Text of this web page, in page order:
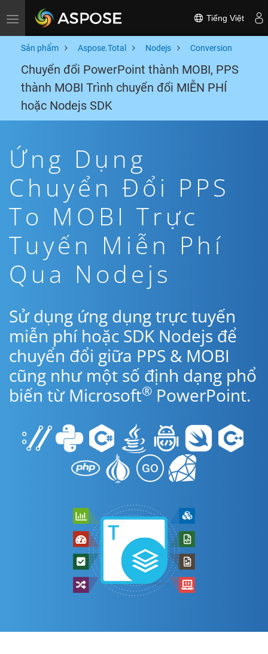
Toggle navigation Tiếng Việt
Sản phẩm Aspose.Total Nodejs Conversion
Chuyển đổi PowerPoint thành MOBI, PPS
thành MOBI Trình chuyển đổi MIỄN PHÍ
hoặc Nodejs SDK
Ứng Dụng
Chuyển Đổi PPS
To MOBI Trực
Tuyến Miễn Phí
Qua Nodejs
Sử dụng ứng dụng trực tuyến
miễn phí hoặc SDK Nodejs để
chuyển đổi giữa PPS & MOBI
cũng như một số định dạng phổ
biến từ Microsoft® PowerPoint.